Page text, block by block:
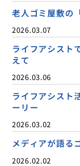
老人ゴミ屋敷の
2026.03.07
ライフアシスト
えて
2026.03.06
ライフアシスト
ーリー
2026.03.02
メディアが語る
2026.02.02